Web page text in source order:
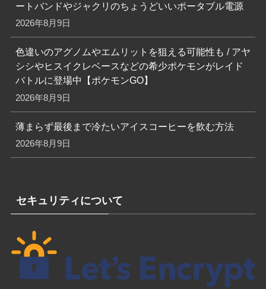
ートバンドやジャクリのちょうどいいポータブル電源
2026年8月9日
色違いのアグノムやエムリットを狙える可能性も / アヤ
シシやヒスイクレベースなどの希少ポケモンがレイド
バトルに登場中【ポケモンGO】
2026年8月9日
薄まらず最後まで冷たいアイスコーヒーを飲む方法
2026年8月9日
セキュリティについて